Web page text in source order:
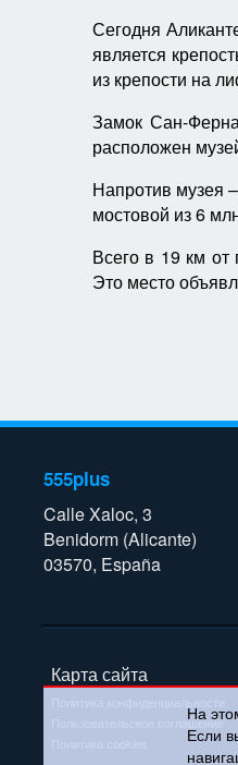
Сегодня
является
из крепости на
Замок Сан-
расположен
Напротив музея
мостовой из 6
Всего в 19 км от
Это место
555plus
Calle Xaloc, 3
Benidorm (Alicante)
03570, España
Карта сайта
Пользовательское соглашение
На
Если